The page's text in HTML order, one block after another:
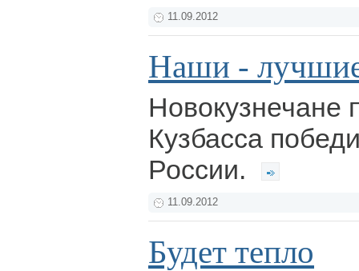
11.09.2012
Наши -
Новокузнечане
Кузбасса
России.
11.09.2012
Будет тепло